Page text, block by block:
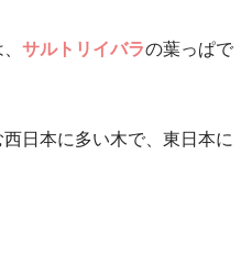
サルトリイバラの葉っぱで
日本に多い木で、東日本に